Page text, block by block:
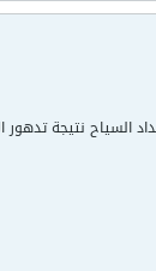
نتيجة تدهور